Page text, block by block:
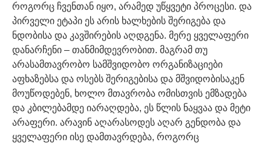
როგორც ჩვენთან იყო, არამედ უწყვეტი პროცესი. და
პირველი ეტაპი ეს არის ხალხების შერიგება და
ნდობისა და კავშირების აღდგენა. მერე ყველაფერი
დანარჩენი – თანმიმდევრობით. მაგრამ თუ
არასამთავრობო სამშვიდობო ორგანიზაციები
აფხაზებსა და ოსებს შერიგებისა და მშვიდობისაკენ
მოუწოდებენ, ხოლო მთავრობა ომისთვის ემზადება
და კბილებამდე იარაღდება, ეს წლის ნაყვაა და მეტი
არაფერი. არავინ აღარასოდეს აღარ გენდობა და
ყველაფერი ისე დამთავრდება, როგორც